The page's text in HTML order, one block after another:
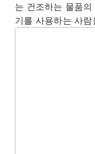
는 건조하는 물품
기를 사용하는 사